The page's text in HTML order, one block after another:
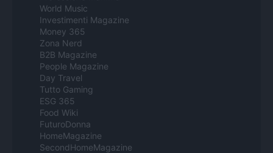
World Music
Investimenti Magazine
Money 365
Zona Nerd
B2B Magazine
People Magazine
Day Travel
Tutto Gaming
ESG 365
Food Wiki
FuturoDonna
HomeMagazine
SecondHomeMagazine